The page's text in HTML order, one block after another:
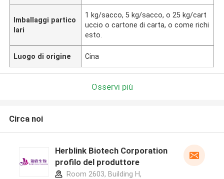
Imballaggi partico
lari
1 kg/sacco, 5 kg/sacco, o 25 kg/cart
uccio o cartone di carta, o come richi
esto.
Luogo di origine Cina
Osservi più
Circa noi
Herblink Biotech Corporation
profilo del produttore
Room 2603, Building H,